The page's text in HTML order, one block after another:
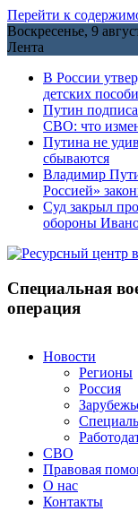
Перейти к
Воскресенье, 9
Лента
В России
детских
Путин
СВО: что
Путина не
сбываются
Владимир
Россией»
Cуд закрыл
обороны
Специальная
операция
Новости
Регионы
Россия
СВО
Правовая
О нас
Контакты